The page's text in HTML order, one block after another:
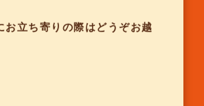
お立ち寄りの際はどうぞお越